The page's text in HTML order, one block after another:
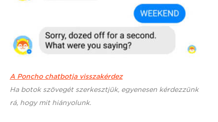
A Poncho chatbotja visszakérdez
Ha botok szövegét szerkesztjük, egyenesen kérdezzünk
rá, hogy mit hiányolunk.